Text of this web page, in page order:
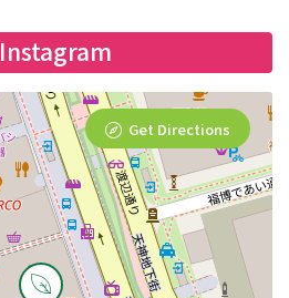
Instagram
Get Directions